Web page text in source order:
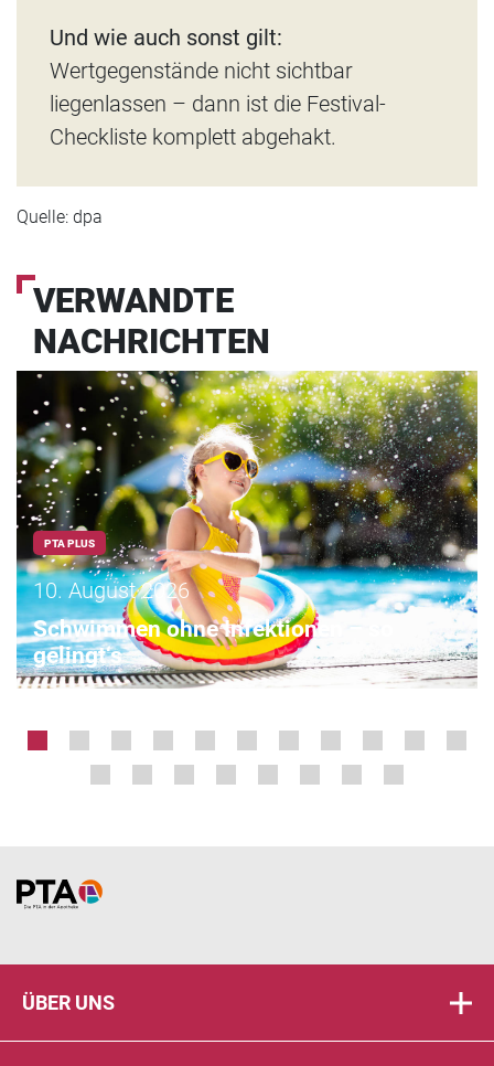
Und wie auch sonst gilt:
Wertgegenstände nicht sichtbar
liegenlassen – dann ist die Festival-
Checkliste komplett abgehakt.
Quelle: dpa
VERWANDTE
NACHRICHTEN
PTA PLUS
10. August 2026
Schwimmen ohne Infektionen – so
gelingt‘s
Home
ÜBER UNS